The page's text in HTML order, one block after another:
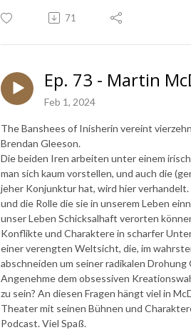
71
Ep. 73 - Martin
Feb 1, 2024
The Banshees of Inisherin vereint
Brendan Gleeson.
Die beiden Iren arbeiten unter einem
man sich kaum vorstellen, und auch die
jeher Konjunktur hat, wird hier
und die Rolle die sie in unserem Leben
unser Leben Schicksalhaft verorten
Konflikte und Charaktere in scharfer
einer verengten Weltsicht, die, im
abschneiden um seiner radikalen
Angenehme dem obsessiven
zu sein? An diesen Fragen hängt viel in
Theater mit seinen Bühnen und
Podcast. Viel Spaß.